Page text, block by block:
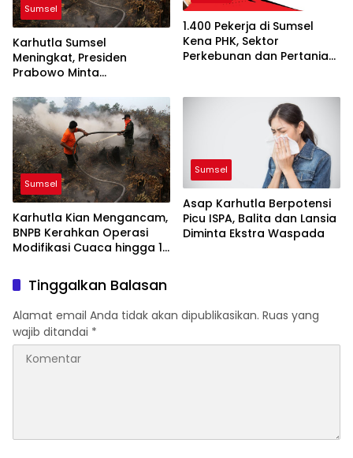
Sumsel
Karhutla Sumsel
Meningkat, Presiden
Prabowo Minta
Penegakan Hukum
Diperketat
1.400 Pekerja di Sumsel
Kena PHK, Sektor
Perkebunan dan Pertanian
Sumsel
Karhutla Kian Mengancam,
BNPB Kerahkan Operasi
Modifikasi Cuaca hingga 10
Sumsel
Asap Karhutla Berpotensi
Picu ISPA, Balita dan Lansia
Diminta Ekstra Waspada
Tinggalkan Balasan
Alamat email Anda tidak akan dipublikasikan. Ruas yang
wajib ditandai *